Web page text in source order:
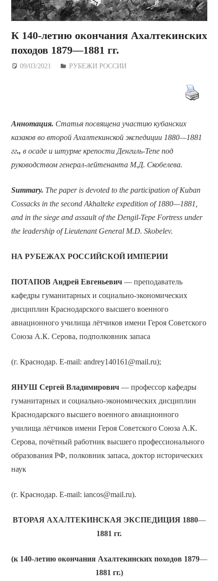
К 140-летию окончания Ахалтекинских
походов 1879—1881 гг.
09/03/2021 Дежурный по Редакции
РУБЕЖИ РОССИИ
Аннотация. Статья посвящена участию кубанских
казаков во второй Ахалтекинской экспедиции 1880—1881
гг., в осаде и штурме крепости Денгиль-Тепе под
руководством генерал-лейтенанта М.Д. Скобелева.
Summary. The paper is devoted to the participation of Kuban
Cossacks in the second Akhalteke expedition of 1880—1881,
and in the siege and assault of the Dengil-Tepe Fortress under
the leadership of Lieutenant General M.D. Skobelev.
НА РУБЕЖАХ РОССИЙСКОЙ ИМПЕРИИ
ПОТАПОВ Андрей Евгеньевич— преподаватель
кафедры гуманитарных и социально-экономических
дисциплин Краснодарского высшего военного
авиационного училища лётчиков имени Героя Советского
Союза А.К. Серова, подполковник запаса
(г. Краснодар. Е-mail: andrey140161@mail.ru);
ЯНУШ Сергей Владимирович— профессор кафедры
гуманитарных и социально-экономических дисциплин
Краснодарского высшего военного авиационного
училища лётчиков имени Героя Советского Союза А.К.
Серова, почётный работник высшего профессионального
образования РФ, полковник запаса, доктор исторических
наук
(г. Краснодар. Е-mail: iancos@mail.ru).
ВТОРАЯ АХАЛТЕКИНСКАЯ ЭКСПЕДИЦИЯ 1880—
1881 гг.
(к 140-летию окончания Ахалтекинских походов 1879—
1881 гг.)